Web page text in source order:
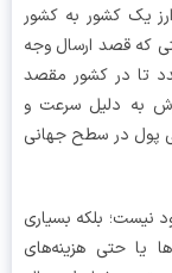
به کشور
ارسال وجه
کشور مقصد
دلیل سرعت و
در سطح جهانی
بلکه بسیاری
هزینه‌های